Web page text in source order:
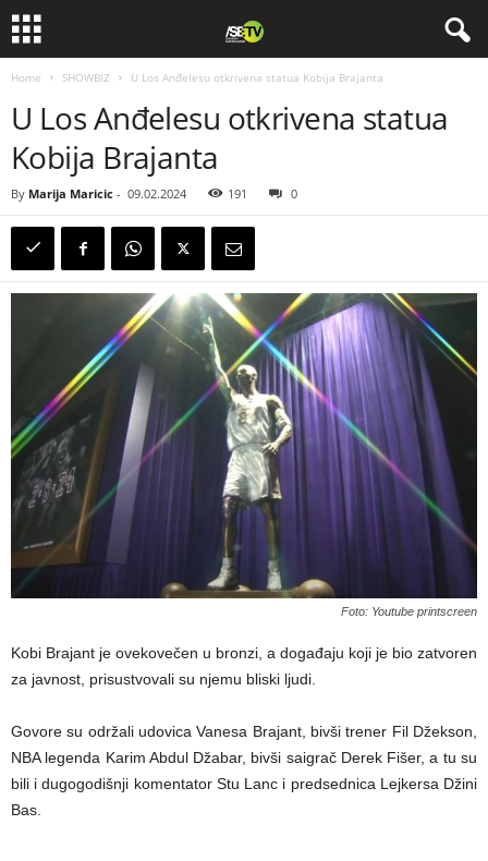
Home SHOWBIZ U Los Anđelesu otkrivena statua Kobija Brajanta
U Los Anđelesu otkrivena statua
Kobija Brajanta
By Marija Maricic - 09.02.2024 191 0
Foto: Youtube printscreen
Kobi Brajant je ovekovečen u bronzi, a događaju koji je bio zatvoren
za javnost, prisustvovali su njemu bliski ljudi.
Govore su održali udovica Vanesa Brajant, bivši trener Fil Džekson,
NBA legenda Karim Abdul Džabar, bivši saigrač Derek Fišer, a tu su
bili i dugogodišnji komentator Stu Lanc i predsednica Lejkersa Džini
Bas.